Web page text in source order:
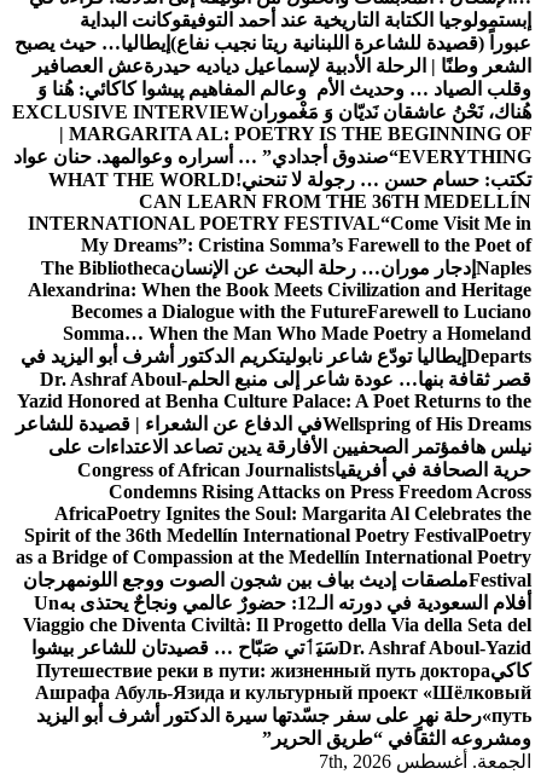
إبستمولوجيا الكتابة التاريخية عند أحمد التوفيقوكانت البداية
عبوراً (قصيدة للشاعرة اللبنانية ريتا نجيب نفاع) إيطاليا… حيث يصبح
الشعر وطنًا | الرحلة الأدبية لإسماعيل دياديه حيدرةعش العصافير
وقلب الصياد … وحديث الأم وعالم المفاهيم پیشوا کاکائي: هُنا وَ
هُناك، نَحْنُ عاشقان نَديّان وَ مَغْمورانEXCLUSIVE INTERVIEW
| MARGARITA AL: POETRY IS THE BEGINNING OF
EVERYTHING“صندوق أجدادي” … أسراره وعوالمهد. حنان عواد
تكتب: حسام حسن … رجولة لا تنحني!WHAT THE WORLD
CAN LEARN FROM THE 36TH MEDELLÍN
INTERNATIONAL POETRY FESTIVAL“Come Visit Me in
My Dreams”: Cristina Somma’s Farewell to the Poet of
Naples إدجار موران… رحلة البحث عن الإنسانThe Bibliotheca
Alexandrina: When the Book Meets Civilization and Heritage
Becomes a Dialogue with the FutureFarewell to Luciano
Somma… When the Man Who Made Poetry a Homeland
Departs إيطاليا تودّع شاعر نابوليتكريم الدكتور أشرف أبو اليزيد في
قصر ثقافة بنها… عودة شاعر إلى منبع الحلمDr. Ashraf Aboul-
Yazid Honored at Benha Culture Palace: A Poet Returns to the
Wellspring of His Dreamsفي الدفاع عن الشعراء | قصيدة للشاعر
نيلس هافمؤتمر الصحفيين الأفارقة يدين تصاعد الاعتداءات على
حرية الصحافة في أفريقياCongress of African Journalists
Condemns Rising Attacks on Press Freedom Across
AfricaPoetry Ignites the Soul: Margarita Al Celebrates the
Spirit of the 36th Medellín International Poetry FestivalPoetry
as a Bridge of Compassion at the Medellín International Poetry
Festivalملصقات إديث بياف بين شجون الصوت ووجع اللونمهرجان
أفلام السعودية في دورته الـ12: حضورٌ عالمي ونجاحٌ يحتذى به
Un
Viaggio che Diventa Civiltà: Il Progetto della Via della Seta del
Dr. Ashraf Aboul-Yazidسَيَٲتي صَبّاح … قصيدتان للشاعر بيشوا
كاكيПутешествие реки в пути: жизненный путь доктора
Ашрафа Абуль-Язида и культурный проект «Шёлковый
путь» رحلة نهرٍ على سفر جسّدتها سيرة الدكتور أشرف أبو اليزيد
ومشروعه الثقافي “طريق الحرير”
الجمعة. أغسطس 7th, 2026